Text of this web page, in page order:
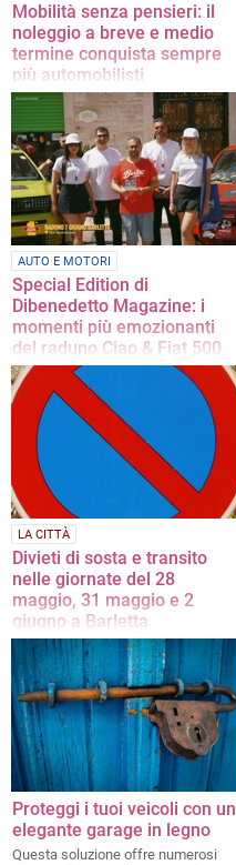
Mobilità senza pensieri: il
noleggio a breve e medio
termine conquista sempre
più automobilisti
Con la promozione 6+1 noleggi
un'auto per 6 giorni e il 7° giorno è
gratuito
AUTO E MOTORI
Special Edition di
Dibenedetto Magazine: i
momenti più emozionanti
del raduno Ciao & Fiat 500
Le foto e il video dell'evento del 7
giugno
LA CITTÀ
Divieti di sosta e transito
nelle giornate del 28
maggio, 31 maggio e 2
giugno a Barletta
Ordinanze del Comune tra piazza
Grimaldi, Castello e quartiere Buon
Pastore
Proteggi i tuoi veicoli con un
elegante garage in legno
Questa soluzione offre numerosi